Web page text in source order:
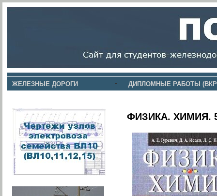
ЖЕЛЕЗНЫЕ ДОРОГИ ДИПЛОМНЫЕ РАБОТЫ
ФИЗИКА. ХИМИЯ.